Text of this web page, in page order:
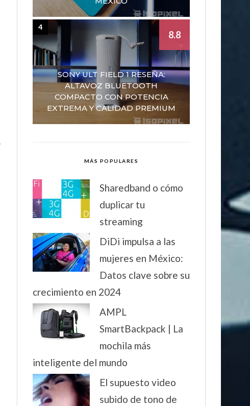
SONY ULT FIELD 1 RESEÑA:
ALTAVOZ BLUETOOTH
COMPACTO CON POTENCIA
EXTREMA Y CALIDAD PREMIUM
8.8
4
MÁS POPULARES
Sharedband o cómo
duplicar tu
streaming
DiDi impulsa a las
mujeres en México:
Datos clave sobre su
crecimiento en 2024
AMPL
SmartBackpack | La
mochila más
inteligente del mundo
El supuesto video
subido de tono de